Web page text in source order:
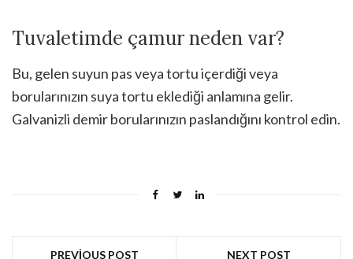
Tuvaletimde çamur neden var?
Bu, gelen suyun pas veya tortu içerdiği veya
borularınızın suya tortu eklediği anlamına gelir.
Galvanizli demir borularınızın paslandığını kontrol edin.
PREVIOUS POST NEXT POST